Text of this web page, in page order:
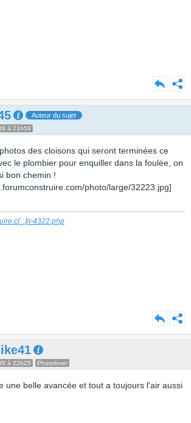
Auteur du sujet
à 21h58
des cloisons qui seront terminées ce
le plombier pour enquiller dans la foulée, on
bon chemin !
photo/large/32223.jpg]
[...]it-4322.php
à 22h25 Photolover
une belle avancée et tout a toujours l'air aussi